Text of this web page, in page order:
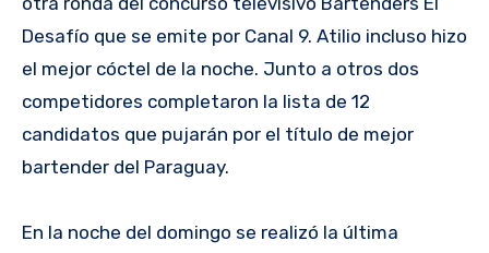
Desafío que se emite por Canal 9. Atilio incluso hizo
el mejor cóctel de la noche. Junto a otros dos
competidores completaron la lista de 12
candidatos que pujarán por el título de mejor
bartender del Paraguay.
En la noche del domingo se realizó la última